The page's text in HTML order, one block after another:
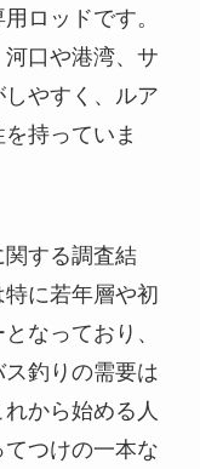
ロッドです。
口や港湾、サ
やすく、ルア
持っていま
する調査結
に若年層や初
なっており、
釣りの需要は
から始める人
つけの一本な